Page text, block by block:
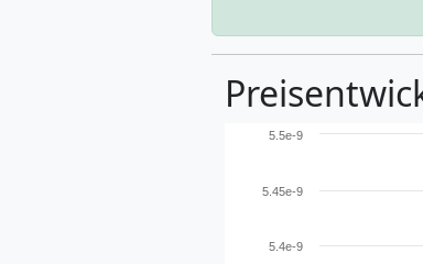
5.4e-9
5.45e-9
5.5e-9